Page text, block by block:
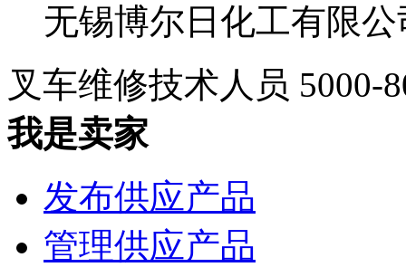
无锡博尔日化工有限公
叉车维修技术人员 5000-
我是卖家
发布供应产品
管理供应产品